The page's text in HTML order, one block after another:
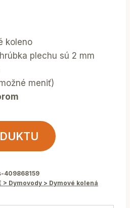
koleno
plechu sú 2 mm
meniť)
409868159
> Dymovody > Dymové kolená